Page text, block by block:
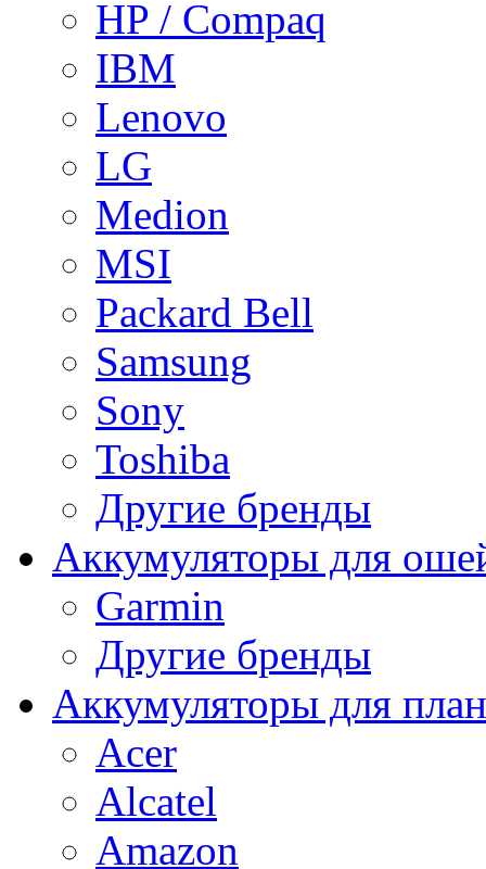
HP / Compaq
IBM
Lenovo
LG
Medion
MSI
Packard Bell
Samsung
Sony
Toshiba
Другие бренды
Аккумуляторы для
Garmin
Другие бренды
Аккумуляторы для
Acer
Alcatel
Amazon